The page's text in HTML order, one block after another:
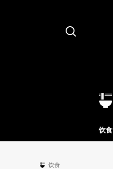
Search
饮食
饮食